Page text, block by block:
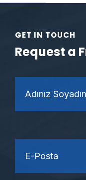
GET IN TOUCH
Request a